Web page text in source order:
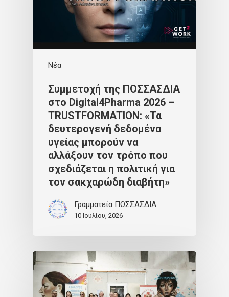
Νέα
Συμμετοχή της ΠΟΣΣΑΣΔΙΑ
στο Digital4Pharma 2026 –
TRUSTFORMATION: «Τα
δευτερογενή δεδομένα
υγείας μπορούν να
αλλάξουν τον τρόπο που
σχεδιάζεται η πολιτική για
τον σακχαρώδη διαβήτη»
Γραμματεία ΠΟΣΣΑΣΔΙΑ
10 Ιουλίου, 2026